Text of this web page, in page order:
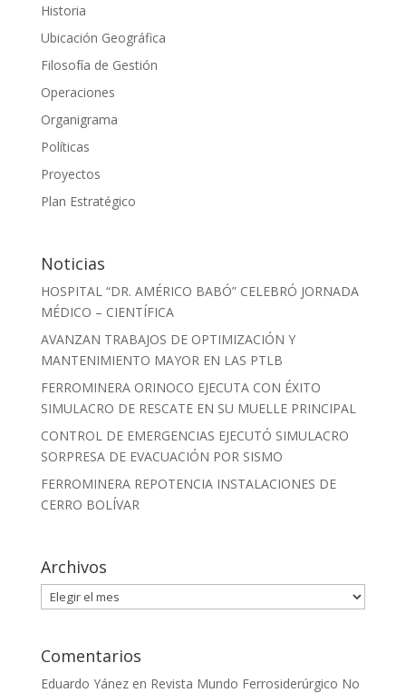
Historia
Ubicación Geográfica
Filosofía de Gestión
Operaciones
Organigrama
Políticas
Proyectos
Plan Estratégico
Noticias
HOSPITAL “DR. AMÉRICO BABÓ” CELEBRÓ JORNADA
MÉDICO – CIENTÍFICA
AVANZAN TRABAJOS DE OPTIMIZACIÓN Y
MANTENIMIENTO MAYOR EN LAS PTLB
FERROMINERA ORINOCO EJECUTA CON ÉXITO
SIMULACRO DE RESCATE EN SU MUELLE PRINCIPAL
CONTROL DE EMERGENCIAS EJECUTÓ SIMULACRO
SORPRESA DE EVACUACIÓN POR SISMO
FERROMINERA REPOTENCIA INSTALACIONES DE
CERRO BOLÍVAR
Archivos
Archivos
Comentarios
Eduardo Yánezen Revista Mundo Ferrosiderúrgico No